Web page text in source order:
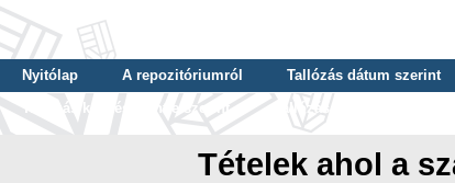
Nyitólap A repozitóriumról Tallózás dátum szerint
Tallózás képzés szintje szerint
Tallózás kulcsszó szerint
Tételek ahol a